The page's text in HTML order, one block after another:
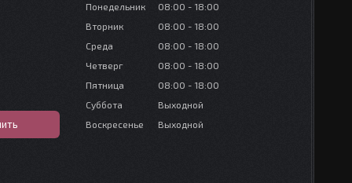
Понедельник 08:00
18:00
Вторник
08:00
18:00
Среда
08:00
18:00
Четверг
08:00
18:00
Пятница
08:00
18:00
Суббота
Выходной
Воскресенье
Выходной